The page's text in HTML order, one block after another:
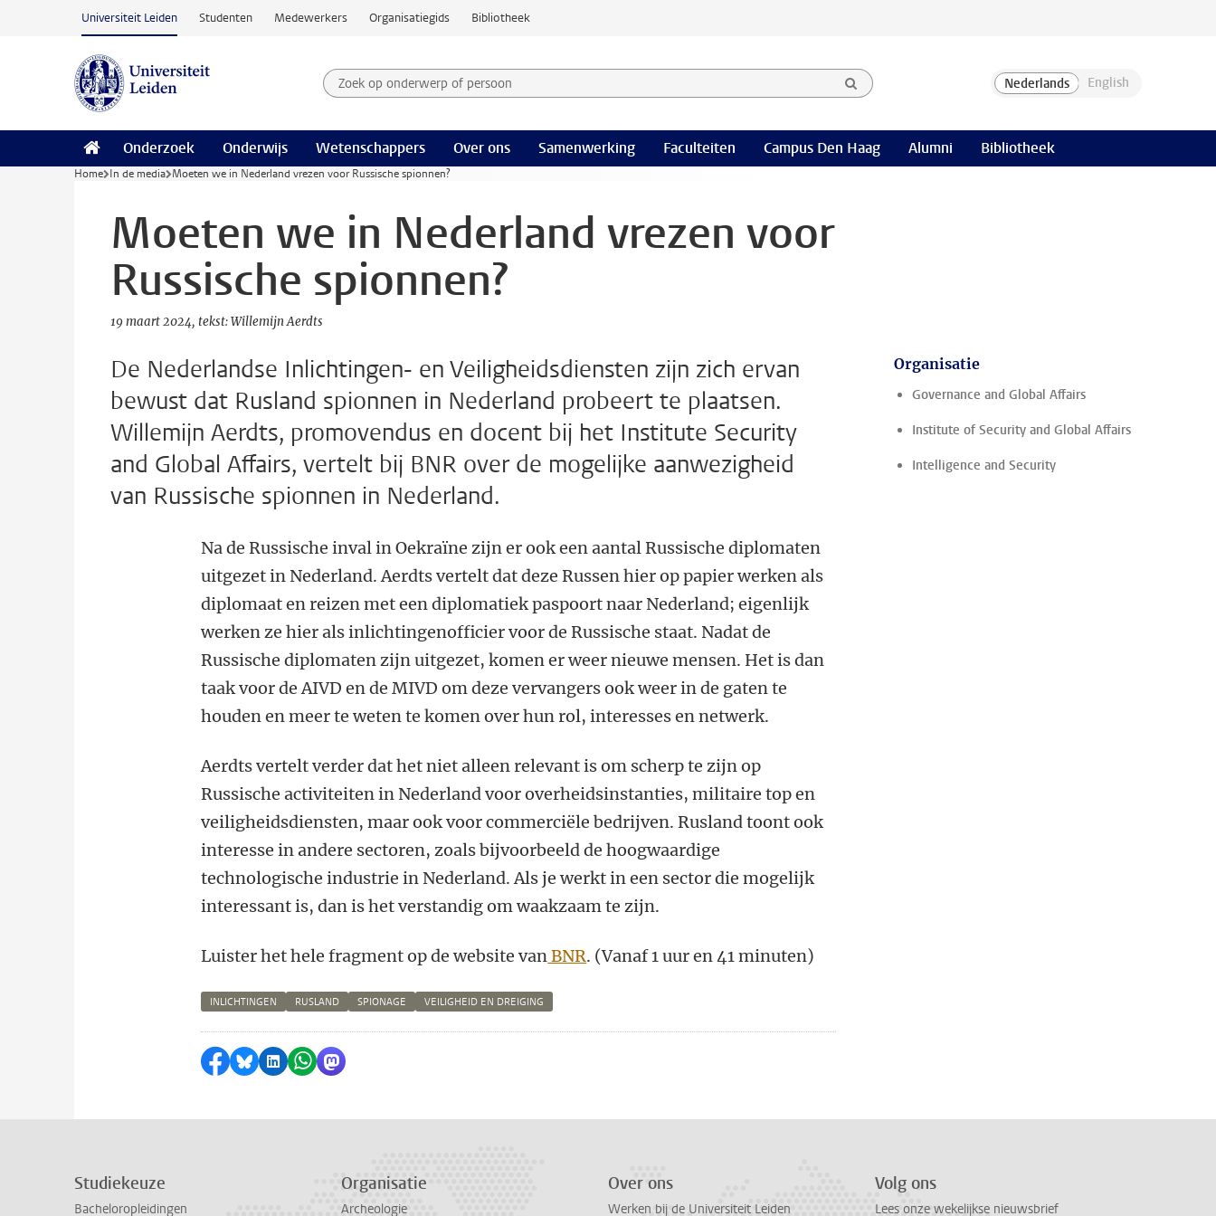
Ga naar hoofdinhoud
Universiteit Leiden Studenten Medewerkers Organisatiegids Bibliotheek
Zoek op onderwerp of persoon en selecteer categorie
Zoekterm
Onderzoek Onderwijs Wetenschappers Over ons Samenwerking Faculteiten Campus Den Haag Alumni Bibliotheek
Home In de media Moeten we in Nederland vrezen voor Russische spionnen?
Moeten we in Nederland vrezen voor
Russische spionnen?
19 maart 2024 tekst: Willemijn Aerdts
De Nederlandse Inlichtingen- en Veiligheidsdiensten zijn zich ervan
bewust dat Rusland spionnen in Nederland probeert te plaatsen.
Willemijn Aerdts, promovendus en docent bij het Institute Security
and Global Affairs, vertelt bij BNR over de mogelijke aanwezigheid
van Russische spionnen in Nederland.
Na de Russische inval in Oekraïne zijn er ook een aantal Russische diplomaten
uitgezet in Nederland. Aerdts vertelt dat deze Russen hier op papier werken als
diplomaat en reizen met een diplomatiek paspoort naar Nederland; eigenlijk
werken ze hier als inlichtingenofficier voor de Russische staat. Nadat de
Russische diplomaten zijn uitgezet, komen er weer nieuwe mensen. Het is dan
taak voor de AIVD en de MIVD om deze vervangers ook weer in de gaten te
houden en meer te weten te komen over hun rol, interesses en netwerk.
Aerdts vertelt verder dat het niet alleen relevant is om scherp te zijn op
Russische activiteiten in Nederland voor overheidsinstanties, militaire top en
veiligheidsdiensten, maar ook voor commerciële bedrijven. Rusland toont ook
interesse in andere sectoren, zoals bijvoorbeeld de hoogwaardige
technologische industrie in Nederland. Als je werkt in een sector die mogelijk
interessant is, dan is het verstandig om waakzaam te zijn.
Luister het hele fragment op de website vanBNR. (Vanaf 1 uur en 41 minuten)
INLICHTINGEN RUSLAND SPIONAGE VEILIGHEID EN DREIGING
Delen op Facebook
Delen via Bluesky
Delen op LinkedIn
Delen via WhatsApp
Delen via Mastodon
Organisatie
Governance and Global Affairs
Institute of Security and Global Affairs
Intelligence and Security
Studiekeuze
Bacheloropleidingen
Organisatie
Archeologie
Over ons
Werken bij de Universiteit Leiden
Volg ons
Lees onze wekelijkse nieuwsbrief